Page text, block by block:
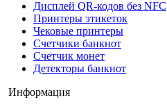
Дисплей QR-кодов без NFC
Принтеры этикеток
Чековые принтеры
Счетчики банкнот
Счетчик монет
Детекторы банкнот
Информация